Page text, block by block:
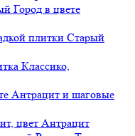
Город в цвете
плитки Старый
Классико,
Антрацит и шаговые
цвет Антрацит